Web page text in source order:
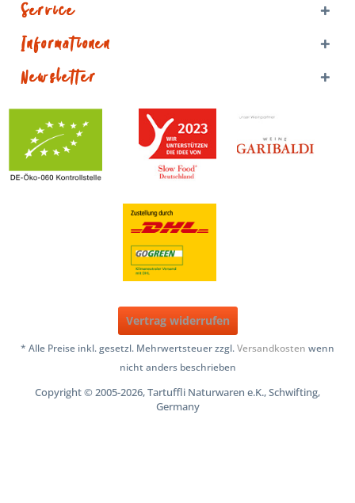
Service
Informationen
Newsletter
Vertrag widerrufen
* Alle Preise inkl. gesetzl. Mehrwertsteuer zzgl.Versandkosten wenn
nicht anders beschrieben
Copyright © 2005-2026, Tartuffli Naturwaren e.K., Schwifting,
Germany